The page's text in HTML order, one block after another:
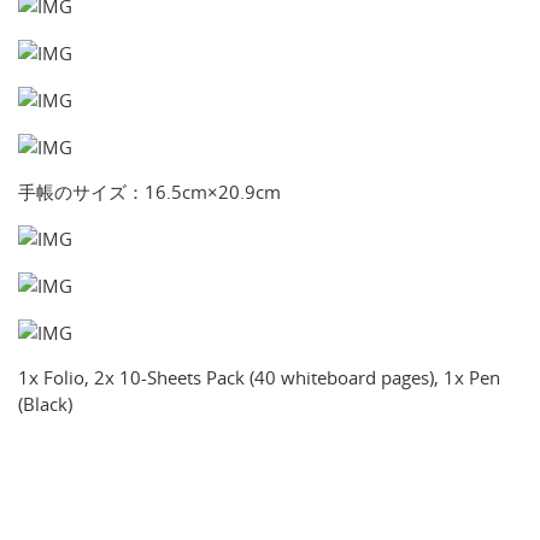
手帳のサイズ：16.5cm×20.9cm
1x Folio, 2x 10-Sheets Pack (40 whiteboard pages), 1x Pen
(Black)